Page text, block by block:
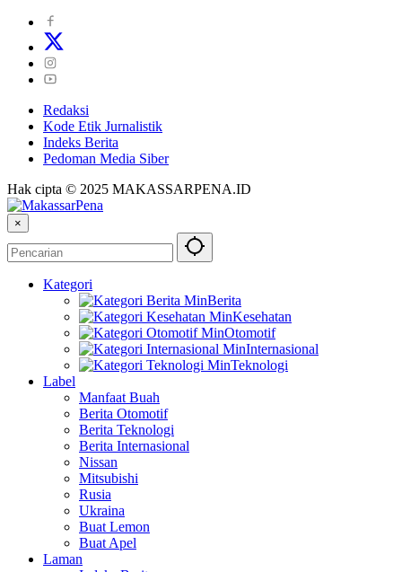
Redaksi
Kode Etik Jurnalistik
Indeks Berita
Pedoman Media Siber
Hak cipta © 2025 MAKASSARPENA.ID
×
Kategori
Berita
Kesehatan
Otomotif
Internasional
Teknologi
Label
Manfaat Buah
Berita Otomotif
Berita Teknologi
Berita Internasional
Nissan
Mitsubishi
Rusia
Ukraina
Buat Lemon
Buat Apel
Laman